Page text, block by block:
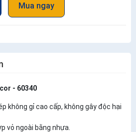
Mua ngay
- 60340
không gỉ cao cấp, không gây độc hại
vỏ ngoài bằng nhựa.